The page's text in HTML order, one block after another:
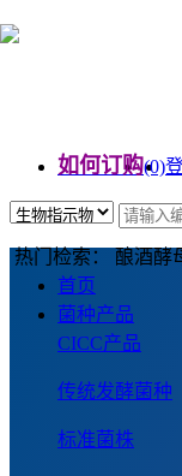
如何订购(0)
热门检索： 酿酒
首页
菌种产品
CICC产品
传统发酵菌种
标准菌株